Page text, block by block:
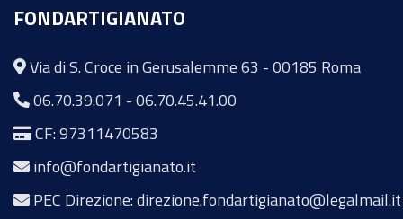
FONDARTIGIANATO
Via di S. Croce in Gerusalemme 63 - 00185 Roma
06.70.39.071 -06.70.45.41.00
CF: 97311470583
info@fondartigianato.it
PEC Direzione: direzione.fondartigianato@legalmail.it